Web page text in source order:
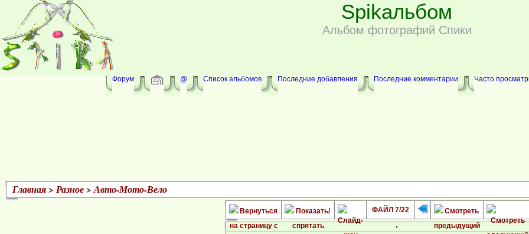
Spikальбом
Альбом фотографий Спики
Форум @ Список альбомов Последние добавления Последние комментарии Часто
Главная> Разное>Авто-Мото-Вело
ФАЙЛ 7/22